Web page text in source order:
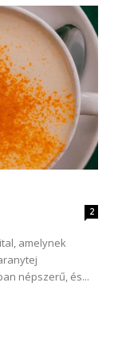
2
amelynek
népszerű, és...